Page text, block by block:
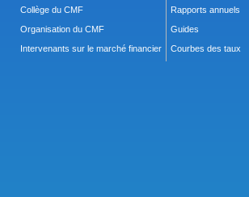
Collège du CMF
Organisation du CMF
Intervenants sur le marché financier
Rapports annuels
Guides
Courbes des taux